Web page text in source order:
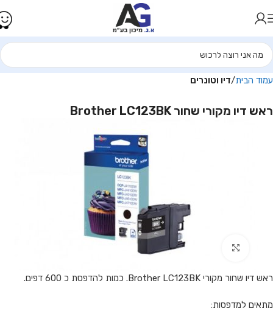
עמוד הבית דיו וטונרים
ראש דיו מקורי שחור Brother LC123BK
Click to enlarge
ראש דיו שחור מקורי Brother LC123BK. כמות להדפסת כ 600 דפים.
מתאים למדפסות: